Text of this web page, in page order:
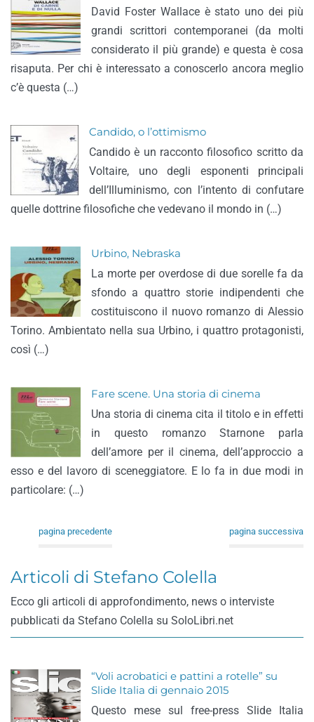
David Foster Wallace è stato uno dei più
grandi scrittori contemporanei (da molti
considerato il più grande) e questa è cosa
risaputa. Per chi è interessato a conoscerlo ancora meglio
c’è questa (…)
Candido, o l’ottimismo
Candido è un racconto filosofico scritto da
Voltaire, uno degli esponenti principali
dell’Illuminismo, con l’intento di confutare
quelle dottrine filosofiche che vedevano il mondo in (…)
Urbino, Nebraska
La morte per overdose di due sorelle fa da
sfondo a quattro storie indipendenti che
costituiscono il nuovo romanzo di Alessio
Torino. Ambientato nella sua Urbino, i quattro protagonisti,
così (…)
Fare scene. Una storia di cinema
Una storia di cinema cita il titolo e in effetti
in questo romanzo Starnone parla
dell’amore per il cinema, dell’approccio a
esso e del lavoro di sceneggiatore. E lo fa in due modi in
particolare: (…)
pagina precedente pagina successiva
Articoli di Stefano Colella
Ecco gli articoli di approfondimento, news o interviste
pubblicati da Stefano Colella su SoloLibri.net
“Voli acrobatici e pattini a rotelle” su
Slide Italia di gennaio 2015
Questo mese sul free-press Slide Italia